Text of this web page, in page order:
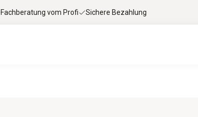
Fachberatung vom Profi Sichere Bezahlung